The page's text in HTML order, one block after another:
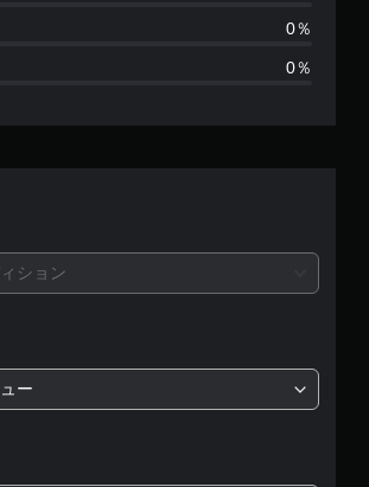
8
5
段
0％
0％
ション
ー